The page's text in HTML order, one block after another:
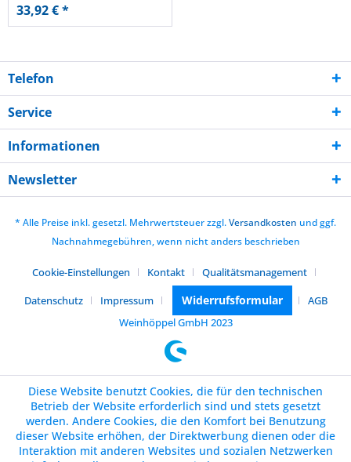
33,92 € *
Telefon
Service
Informationen
Newsletter
* Alle Preise inkl. gesetzl. Mehrwertsteuer zzgl.Versandkosten und ggf.
Nachnahmegebühren, wenn nicht anders beschrieben
Cookie-Einstellungen Kontakt
Qualitätsmanagement
Datenschutz
Impressum Widerrufsformular
AGB
Weinhöppel GmbH 2023
Diese Website benutzt Cookies, die für den technischen
Betrieb der Website erforderlich sind und stets gesetzt
werden. Andere Cookies, die den Komfort bei Benutzung
dieser Website erhöhen, der Direktwerbung dienen oder die
Interaktion mit anderen Websites und sozialen Netzwerken